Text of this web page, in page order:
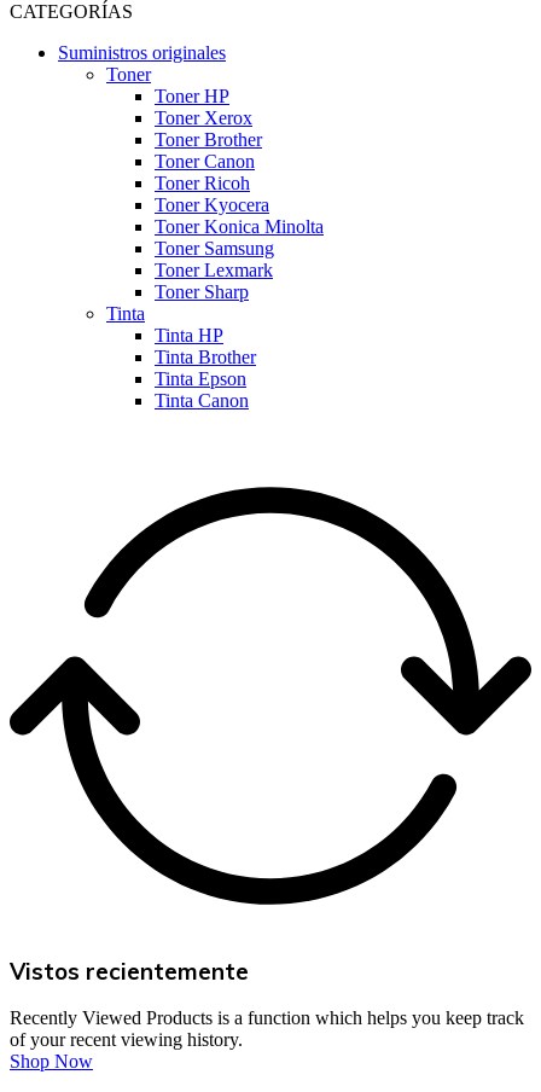
CATEGORÍAS
Suministros originales
Toner
Toner HP
Toner Xerox
Toner Brother
Toner Canon
Toner Ricoh
Toner Kyocera
Toner Konica Minolta
Toner Samsung
Toner Lexmark
Toner Sharp
Tinta
Tinta HP
Tinta Brother
Tinta Epson
Tinta Canon
Vistos recientemente
Recently Viewed Products is a function which helps you keep track
of your recent viewing history.
Shop Now